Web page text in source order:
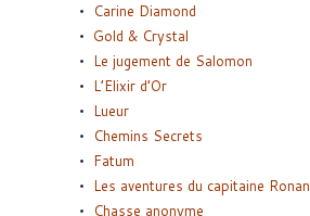
Carine Diamond
Gold & Crystal
Le jugement de Salomon
L’Elixir d’Or
Lueur
Chemins Secrets
Fatum
Les aventures du capitaine Ronan
Chasse anonyme